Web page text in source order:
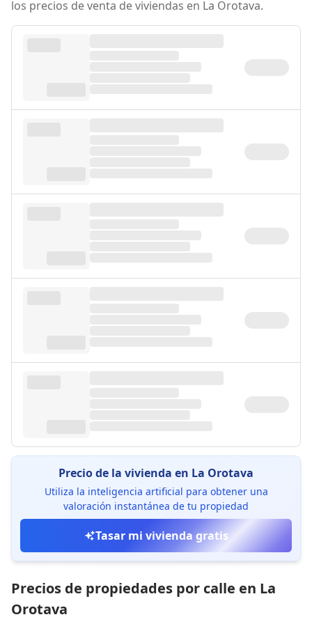
los precios de venta de viviendas en La Orotava.
Precio de la vivienda en La Orotava
Utiliza la inteligencia artificial para obtener una
valoración instantánea de tu propiedad
Tasar mi vivienda gratis
Precios de propiedades por calle en La
Orotava